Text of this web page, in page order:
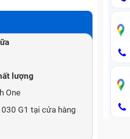
lượng
One
G1 tại cửa hàng